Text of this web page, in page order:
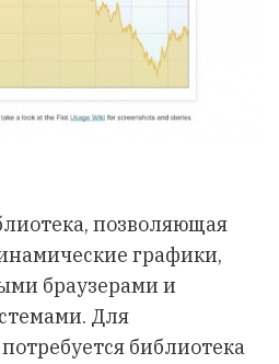
позволяющая
графики,
браузерами и
Для
библиотека